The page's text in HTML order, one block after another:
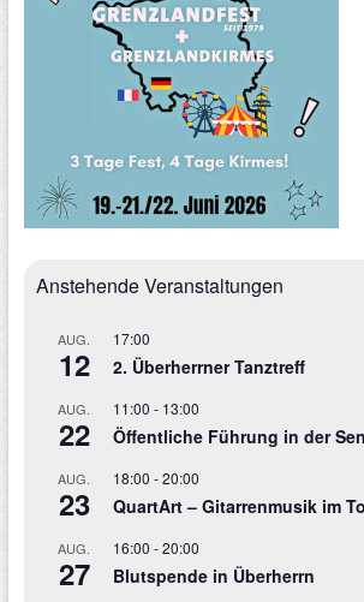
Anstehende Veranstaltungen
AUG.
12
17:00
2. Überherrner Tanztreff
AUG.
22
11:00 - 13:00
Öffentliche Führung in der
AUG.
23
18:00 -20:00
QuartArt – Gitarrenmusik im
AUG.
27
16:00 -20:00
Blutspende in Überherrn